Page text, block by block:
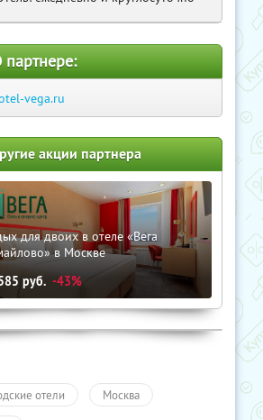
партнере:
vega.ru
акции партнера
для двоих в отеле «Вега
в Москве
руб. -43%
отели Москва